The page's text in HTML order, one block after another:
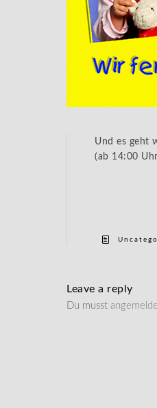
Und es geht
(ab 14:00
Leave a reply
Du musst